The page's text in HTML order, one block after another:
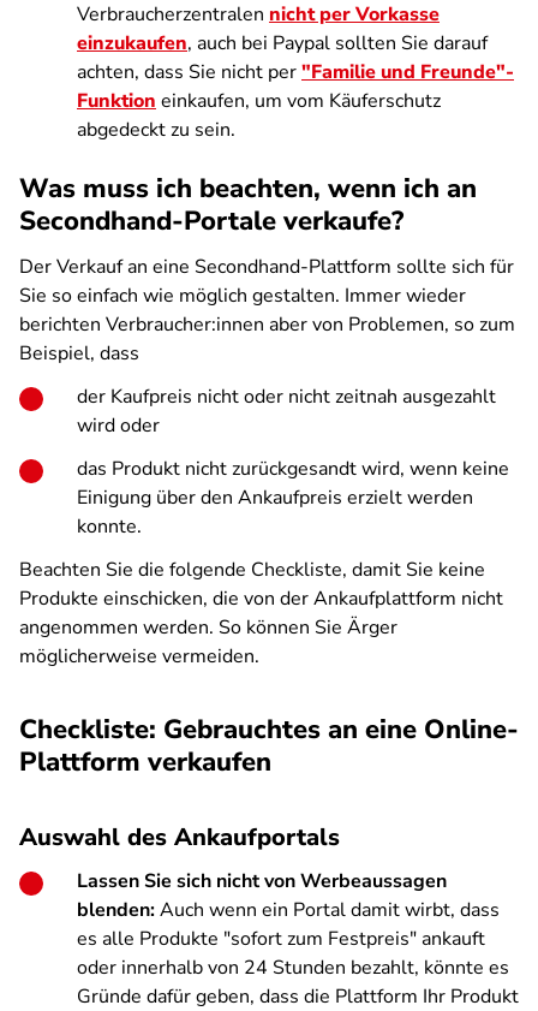
Verbraucherzentralen nicht per Vorkasse
einzukaufen, auch bei Paypal sollten Sie darauf
achten, dass Sie nicht per"Familie und Freunde"-
Funktion einkaufen, um vom Käuferschutz
abgedeckt zu sein.
Was muss ich beachten, wenn ich an
Secondhand-Portale verkaufe?
Der Verkauf an eine Secondhand-Plattform sollte sich für
Sie so einfach wie möglich gestalten. Immer wieder
berichten Verbraucher:innen aber von Problemen, so zum
Beispiel, dass
der Kaufpreis nicht oder nicht zeitnah ausgezahlt
wird oder
das Produkt nicht zurückgesandt wird, wenn keine
Einigung über den Ankaufpreis erzielt werden
konnte.
Beachten Sie die folgende Checkliste, damit Sie keine
Produkte einschicken, die von der Ankaufplattform nicht
angenommen werden. So können Sie Ärger
möglicherweise vermeiden.
Checkliste: Gebrauchtes an eine Online-
Plattform verkaufen
Auswahl des Ankaufportals
Lassen Sie sich nicht von Werbeaussagen
blenden:Auch wenn ein Portal damit wirbt, dass
es alle Produkte "sofort zum Festpreis" ankauft
oder innerhalb von 24 Stunden bezahlt, könnte es
Gründe dafür geben, dass die Plattform Ihr Produkt